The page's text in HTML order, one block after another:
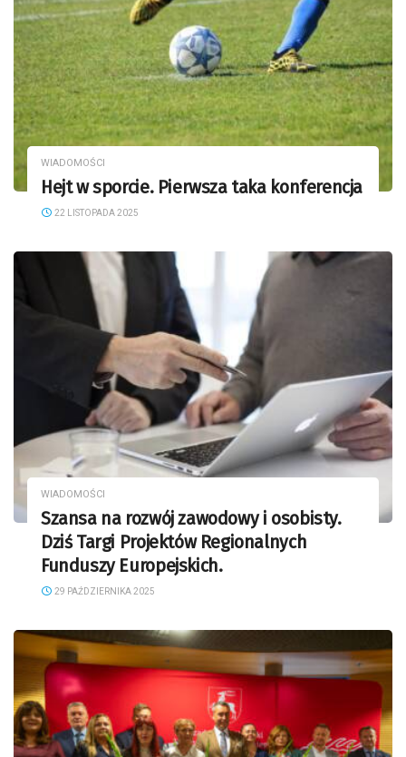
WIADOMOŚCI
Hejt w sporcie. Pierwsza taka konferencja
22 LISTOPADA 2025
WIADOMOŚCI
Szansa na rozwój zawodowy i osobisty.
Dziś Targi Projektów Regionalnych
Funduszy Europejskich.
29 PAŹDZIERNIKA 2025